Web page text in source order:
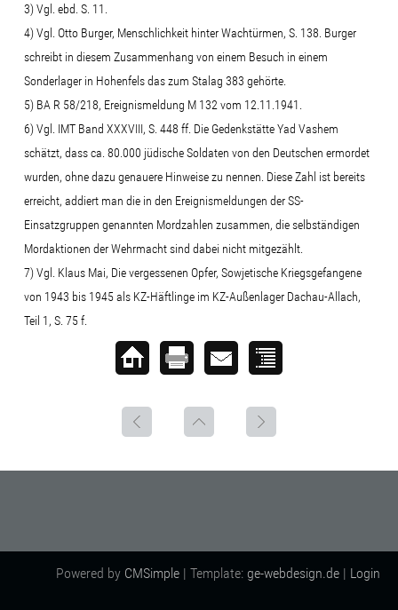
3) Vgl. ebd. S. 11.
4) Vgl. Otto Burger, Menschlichkeit hinter Wachtürmen, S. 138. Burger
schreibt in diesem Zusammenhang von einem Besuch in einem
Sonderlager in Hohenfels das zum Stalag 383 gehörte.
5) BA R 58/218, Ereignismeldung M 132 vom 12.11.1941.
6) Vgl. IMT Band XXXVIII, S. 448 ff. Die Gedenkstätte Yad Vashem
schätzt, dass ca. 80.000 jüdische Soldaten von den Deutschen ermordet
wurden, ohne dazu genauere Hinweise zu nennen. Diese Zahl ist bereits
erreicht, addiert man die in den Ereignismeldungen der SS-
Einsatzgruppen genannten Mordzahlen zusammen, die selbständigen
Mordaktionen der Wehrmacht sind dabei nicht mitgezählt.
7) Vgl. Klaus Mai, Die vergessenen Opfer, Sowjetische Kriegsgefangene
von 1943 bis 1945 als KZ-Häftlinge im KZ-Außenlager Dachau-Allach,
Teil 1, S. 75 f.
Powered by CMSimple | Template: ge-webdesign.de | Login